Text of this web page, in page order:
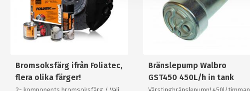
Bromsoksfärg ifrån Foliatec,
flera olika färger!
Bränslepump Walbro
GST450 450L/h in tank